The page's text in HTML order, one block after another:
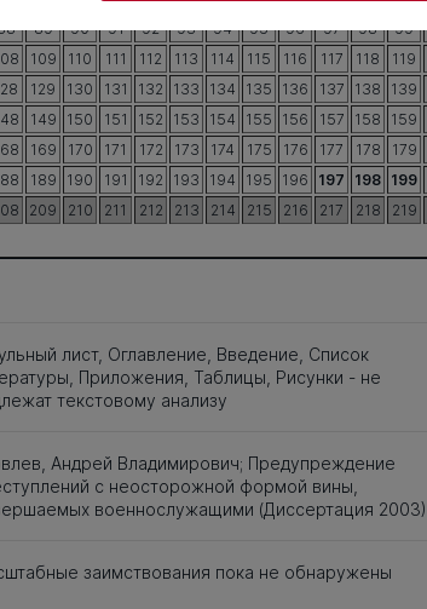
89 90 91 92 93 94 95 96 97 98 99
109 110 111 112 113 114 115 116 117 118 119
129 130 131 132 133 134 135 136 137 138 139
149 150 151 152 153 154 155 156 157 158 159
169 170 171 172 173 174 175 176 177 178 179
189 190 191 192 193 194 195 196 197 198 199
209 210 211 212 213 214 215 216 217 218 219
лист, Оглавление, Введение, Список
Приложения, Таблицы, Рисунки - не
текстовому анализу
Андрей Владимирович; Предупреждение
с неосторожной формой вины,
военнослужащими (Диссертация 2003)
заимствования пока не обнаружены